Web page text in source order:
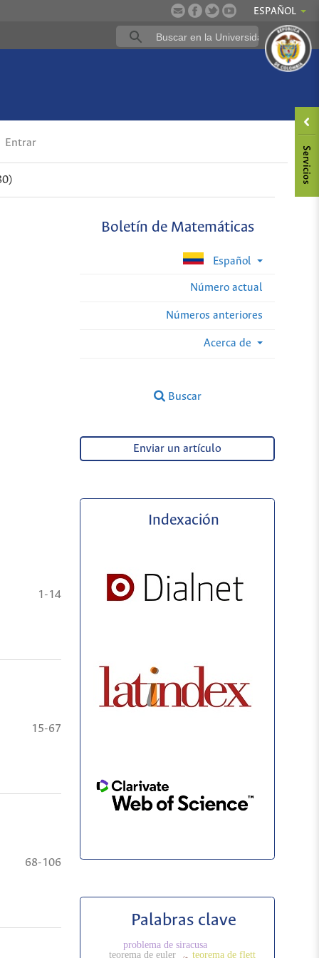
ESPAÑOL
Entrar
Boletín de Matemáticas
Español
Número actual
Números anteriores
Acerca de
Buscar
1-14
15-67
68-106
Enviar un artículo
Indexación
Palabras clave
teorema de euler
problema de siracusa
teorema de flett